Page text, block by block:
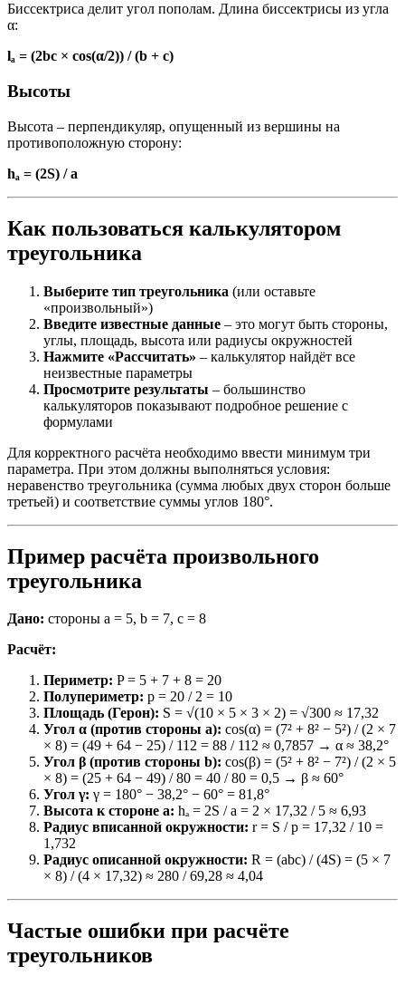
Биссектриса делит угол пополам. Длина биссектрисы из угла
α:
lₐ = (2bc × cos(α/2)) / (b + c)
Высоты
Высота – перпендикуляр, опущенный из вершины на
противоположную сторону:
hₐ = (2S) / a
Как пользоваться калькулятором
треугольника
Выберите тип треугольника (или оставьте
«произвольный»)
Введите известные данные – это могут быть стороны,
углы, площадь, высота или радиусы окружностей
Нажмите «Рассчитать» – калькулятор найдёт все
неизвестные параметры
Просмотрите результаты – большинство
калькуляторов показывают подробное решение с
формулами
Для корректного расчёта необходимо ввести минимум три
параметра. При этом должны выполняться условия:
неравенство треугольника (сумма любых двух сторон больше
третьей) и соответствие суммы углов 180°.
Пример расчёта произвольного
треугольника
Дано: стороны a = 5, b = 7, c = 8
Расчёт:
Периметр: P = 5 + 7 + 8 = 20
Полупериметр: p = 20 / 2 = 10
Площадь (Герон): S = √(10 × 5 × 3 × 2) = √300 ≈ 17,32
Угол α (против стороны a): cos(α) = (7² + 8² − 5²) / (2 × 7
× 8) = (49 + 64 − 25) / 112 = 88 / 112 ≈ 0,7857 → α ≈ 38,2°
Угол β (против стороны b): cos(β) = (5² + 8² − 7²) / (2 × 5
× 8) = (25 + 64 − 49) / 80 = 40 / 80 = 0,5 → β ≈ 60°
Угол γ: γ = 180° − 38,2° − 60° = 81,8°
Высота к стороне a: hₐ = 2S / a = 2 × 17,32 / 5 ≈ 6,93
Радиус вписанной окружности: r = S / p = 17,32 / 10 =
1,732
Радиус описанной окружности: R = (abc) / (4S) = (5 × 7
× 8) / (4 × 17,32) ≈ 280 / 69,28 ≈ 4,04
Частые ошибки при расчёте
треугольников